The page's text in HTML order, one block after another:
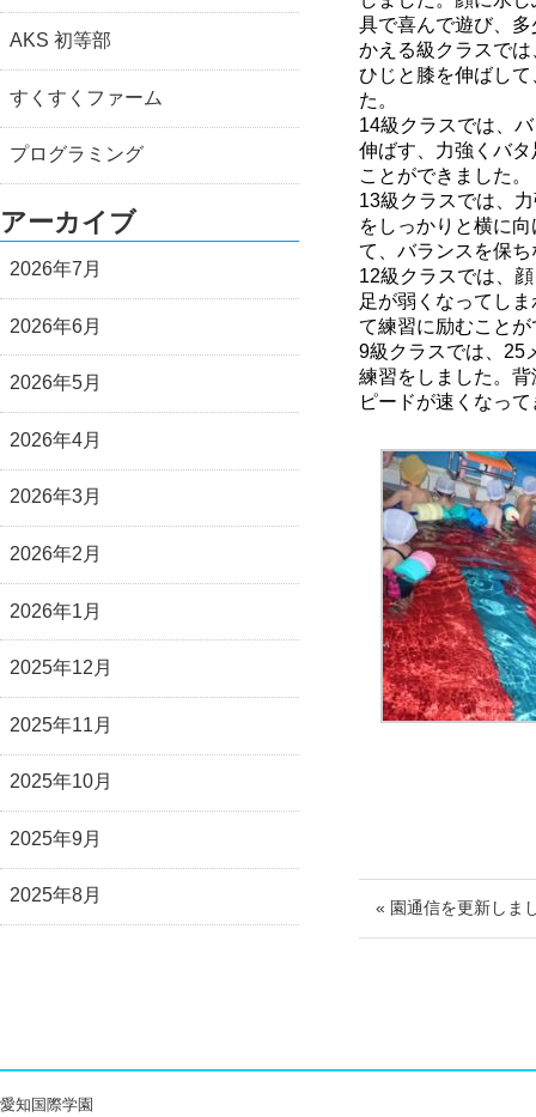
具で喜んで遊び、
かえる級クラスで
ひじと膝を伸ばし
た。
14級クラスでは、
伸ばす、力強くバ
ことができました。
13級クラスでは、
をしっかりと横に
て、バランスを保
12級クラスでは、
足が弱くなってし
て練習に励むこと
9級クラスでは、25
練習をしました。
ピードが速くなっ
« 園通信を更新しま
AKS 初等部
すくすくファーム
プログラミング
アーカイブ
2026年7月
2026年6月
2026年5月
2026年4月
2026年3月
2026年2月
2026年1月
2025年12月
2025年11月
2025年10月
2025年9月
2025年8月
愛知国際学園